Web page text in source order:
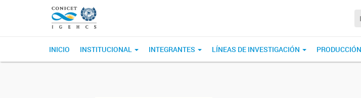
INICIO INSTITUCIONAL INTEGRANTES LÍNEAS DE INVESTIGACIÓN